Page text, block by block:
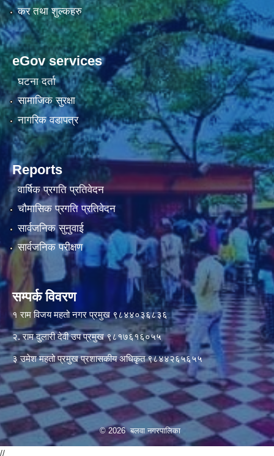
कर तथा शुल्कहरु
eGov services
घटना दर्ता
सामाजिक सुरक्षा
नागरिक वडापत्र
Reports
वार्षिक प्रगति प्रतिवेदन
चौमासिक प्रगति प्रतिवेदन
सार्वजनिक सुनुवाई
सार्वजनिक परीक्षण
सम्पर्क विवरण
१ राम विजय महतो नगर प्रमुख ९८४४०३६८३६
२. राम दुलारी देवी उप प्रमुख ९८१७६१६०५५
३ उमेश महतो प्रमुख प्रशासकीय अधिकृत ९८४४२६५६५५
© 2026 बलवा नगरपालिका
//